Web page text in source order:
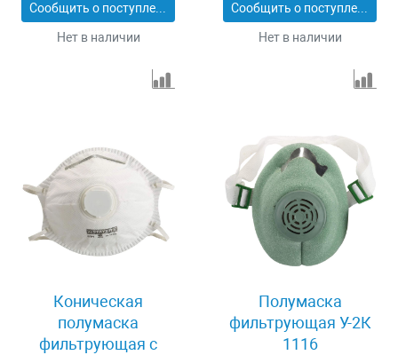
Сообщить о поступлении
Нет в наличии
Сообщить о поступлении
Нет в наличии
Коническая
полумаска
фильтрующая с
Полумаска
фильтрующая У-2К
1116